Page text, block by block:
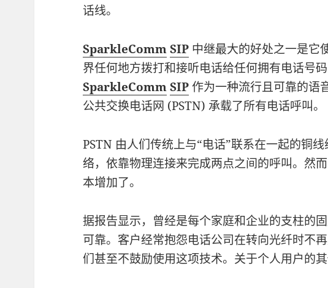
话线。
SparkleComm SIP 中继最大的好处之一是它
界任何地方拨打和接听电话给任何拥有电话号
SparkleComm SIP作为一种流行且可靠的语
公共交换电话网 (PSTN) 承载了所有电话呼叫。
PSTN 由人们传统上与“电话”联系在一起的铜
络，依靠物理连接来完成两点之间的呼叫。然
本增加了。
据报告显示，曾经是每个家庭和企业的支柱的
可靠。客户经常抱怨电话公司在转向光纤时不
们甚至不鼓励使用这项技术。关于个人用户的其